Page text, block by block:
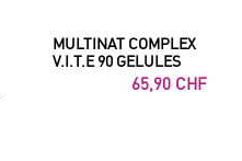
MULTINAT COMPLEX
V.I.T.E 90 GELULES
65,90 CHF